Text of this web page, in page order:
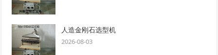
人造金刚石选型机
2026-08-03